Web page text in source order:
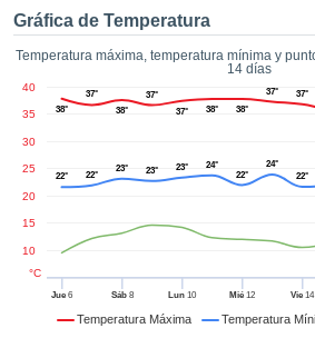
para
que la
que se
a este
las
y
forma
digital
basada
Gráfica de Temperatura
Temperatura máxima, temperatura mínima y
14 días
Temperatura Máxima Temperatura
Jue 6 Sáb8 Lun 10 Mié 12 Vie 14
10
15
20
25
30
35
40
°C
38°
37°
38°
37°
37°
38° 38°
37° 37°
22° 22°
23° 23° 23°
24°
22°
24°
22°